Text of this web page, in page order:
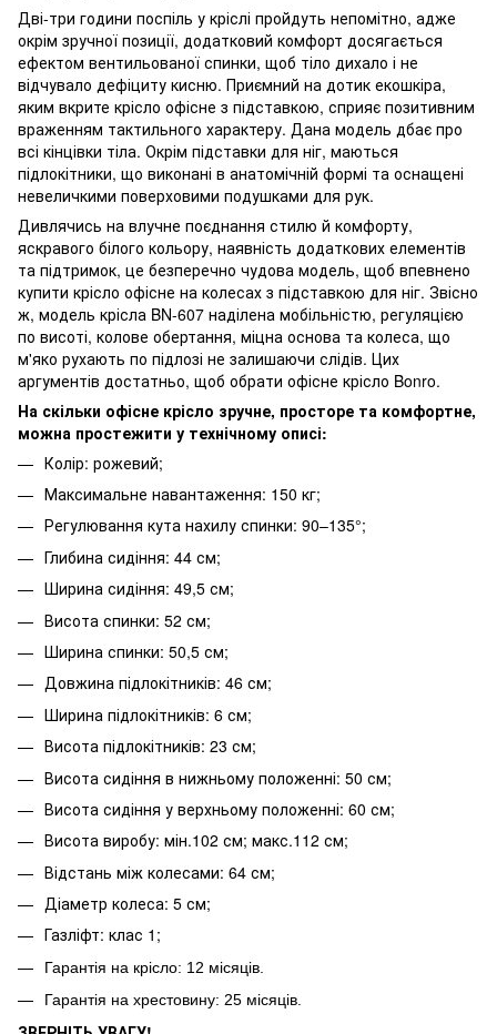
Дві-три години поспіль у кріслі пройдуть непомітно, адже
окрім зручної позиції, додатковий комфорт досягається
ефектом вентильованої спинки, щоб тіло дихало і не
відчувало дефіциту кисню. Приємний на дотик екошкіра,
яким вкрите крісло офісне з підставкою, сприяє позитивним
враженням тактильного характеру. Дана модель дбає про
всі кінцівки тіла. Окрім підставки для ніг, маються
підлокітники, що виконані в анатомічній формі та оснащені
невеличкими поверховими подушками для рук.
Дивлячись на влучне поєднання стилю й комфорту,
яскравого білого кольору, наявність додаткових елементів
та підтримок, це безперечно чудова модель, щоб впевнено
купити крісло офісне на колесах з підставкою для ніг. Звісно
ж, модель крісла BN-607 наділена мобільністю, регуляцією
по висоті, колове обертання, міцна основа та колеса, що
м'яко рухають по підлозі не залишаючи слідів. Цих
аргументів достатньо, щоб обрати офісне крісло Bonro.
На скільки офісне крісло зручне, просторе та комфортне,
можна простежити у технічному описі:
Колір: рожевий;
Максимальне навантаження: 150 кг;
Регулювання кута нахилу спинки: 90–135°;
Глибина сидіння: 44 см;
Ширина сидіння: 49,5 см;
Висота спинки: 52 см;
Ширина спинки: 50,5 см;
Довжина підлокітників: 46 см;
Ширина підлокітників: 6 см;
Висота підлокітників: 23 см;
Висота сидіння в нижньому положенні: 50 см;
Висота сидіння у верхньому положенні: 60 см;
Висота виробу: мін.102 см; макс.112 см;
Відстань між колесами: 64 см;
Діаметр колеса: 5 см;
Газліфт: клас 1;
Гарантія на крісло: 12 місяців.
Гарантія на хрестовину: 25 місяців.